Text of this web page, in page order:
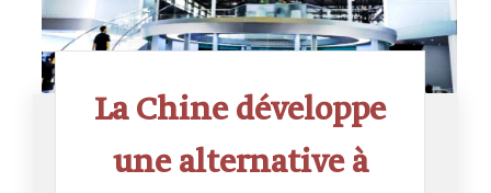
La Chine développe
une alternative à